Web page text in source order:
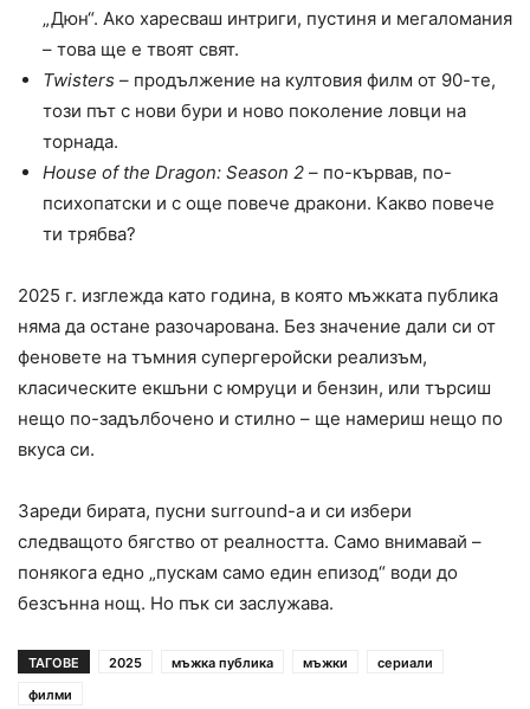
„Дюн“. Ако харесваш интриги, пустиня и мегаломания
– това ще е твоят свят.
Twisters – продължение на култовия филм от 90-те,
този път с нови бури и ново поколение ловци на
торнада.
House of the Dragon: Season 2 – по-кървав, по-
психопатски и с още повече дракони. Какво повече
ти трябва?
2025 г. изглежда като година, в която мъжката публика
няма да остане разочарована. Без значение дали си от
феновете на тъмния супергеройски реализъм,
класическите екшъни с юмруци и бензин, или търсиш
нещо по-задълбочено и стилно – ще намериш нещо по
вкуса си.
Зареди бирата, пусни surround-а и си избери
следващото бягство от реалността. Само внимавай –
понякога едно „пускам само един епизод“ води до
безсънна нощ. Но пък си заслужава.
ТАГОВЕ 2025 мъжка публика мъжки
сериали
филми